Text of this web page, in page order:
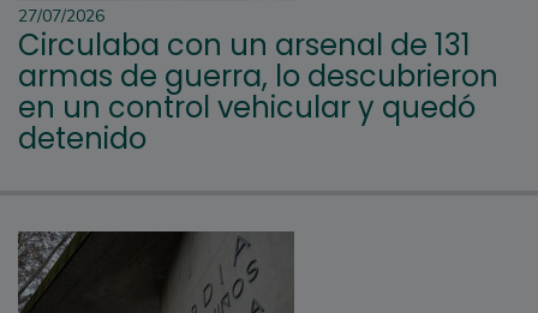
27/07/2026
Circulaba con un arsenal de 131
armas de guerra, lo descubrieron
en un control vehicular y quedó
detenido